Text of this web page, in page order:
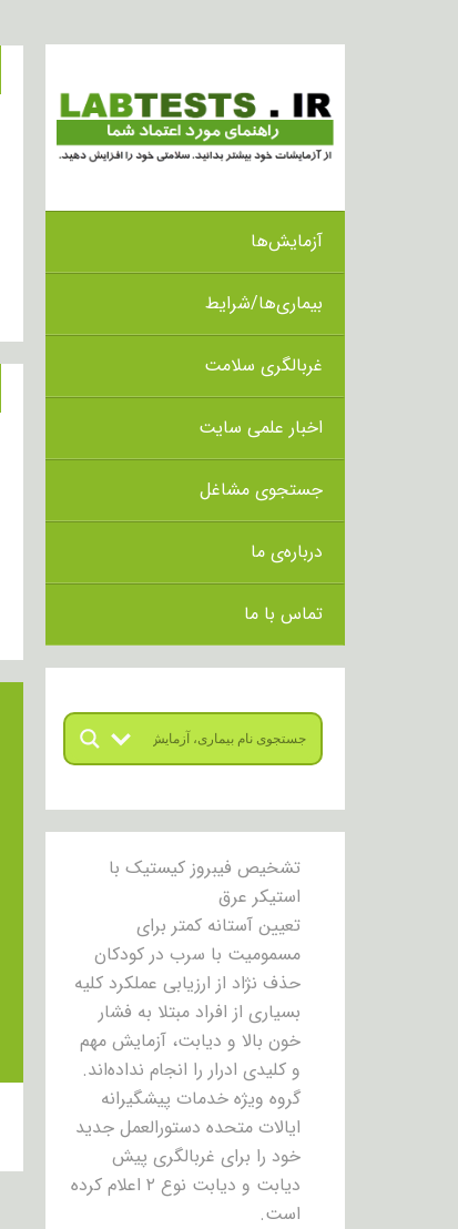
آزمایش‌ها
بیماری‌ها/شرایط
غربالگری سلامت
اخبار علمی سایت
جستجوی مشاغل
درباره‌ی ما
تماس با ما
تشخیص فیبروز کیستیک با
استیکر عرق
تعیین آستانه کمتر برای
مسمومیت با سرب در کودکان
حذف نژاد از ارزیابی عملکرد کلیه
بسیاری از افراد مبتلا به فشار
خون بالا و دیابت، آزمایش مهم
و کلیدی ادرار را انجام نداده‌اند.
گروه ویژه خدمات پیشگیرانه
ایالات متحده دستورالعمل جدید
خود را برای غربالگری پیش
دیابت و دیابت نوع ۲ اعلام کرده
است.